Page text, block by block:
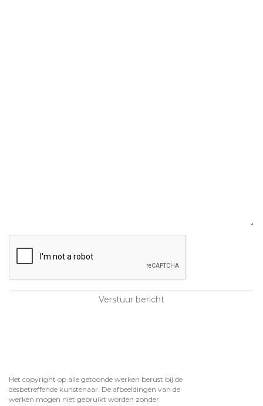
Het copyright op alle getoonde werken berust bij de
desbetreffende kunstenaar. De afbeeldingen van de
werken mogen niet gebruikt worden zonder